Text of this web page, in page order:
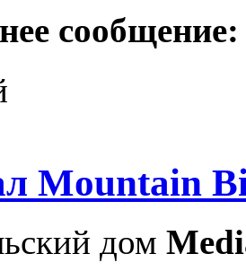
сообщение:
Mountain
дом